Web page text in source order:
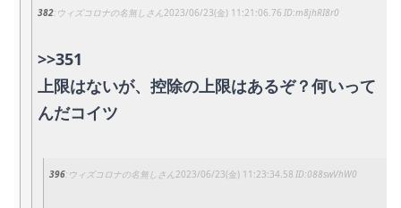
382 ウィズコロナの名無しさん 2023/06/23(金) 11:21:06.76 m8jhRI8r0
>>351
上限はないが、控除の上限はあるぞ？何いって
んだコイツ
396 ウィズコロナの名無しさん 2023/06/23(金) 11:23:34.58 088swVhW0